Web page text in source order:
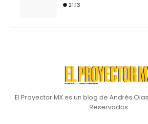
21:13
El Proyector MX es un blog de Andrés
Reservados.